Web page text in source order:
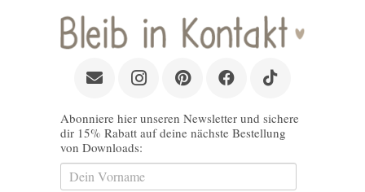
Abonniere hier unseren Newsletter und sichere
dir 15% Rabatt auf deine nächste Bestellung
von Downloads: